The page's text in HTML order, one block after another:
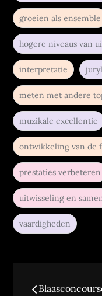
groeien als ensemble
hogere niveaus van
interpretatie
meten met andere
muzikale excellentie
ontwikkeling van de
prestaties verbeteren
uitwisseling en
vaardigheden